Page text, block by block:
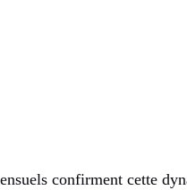
confirment cette